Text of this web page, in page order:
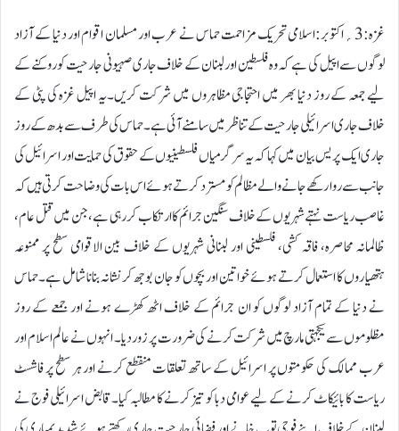
غزہ:3؍اکتوبر:اسلامی تحریک مزاحمت حماس نے عرب اور مسلمان اقوام اور دنیا کے آزاد
لوگوں سے اپیل کی ہے کہ وہ فلسطین اور لبنان کے خلاف جاری صہیونی جارحیت کو روکنے کے
لیے جمعہ کے روز دنیا بھر میں احتجاجی مظاہروں میں شرکت کریں۔یہ اپیل غزہ کی پٹی کے
خلاف جاری اسرائیلی جارحیت کے تناظر میں سامنے آئی ہے۔حماس کی طرف سے بدھ کے روز
جاری ایک پریس بیان میں کہا کہ یہ سرگرمیاں فلسطینیوں کے حقوق کی حمایت اور اسرائیل کی
جانب سے روا رکھے جانے والے مظالم کو مسترد کرتے ہوئے اس بات کی وضاحت کرتی ہیں کہ
غاصب ریاست نہتے شہریوں کے خلاف سنگین جرائم کا ارتکاب کر رہی ہے، جن میں قتل عام،
ظالمانہ محاصرہ، فاقہ کشی، فلسطینی اور لبنانی شہریوں کے خلاف بین الاقوامی سطح پر ممنوعہ
ہتھیاروں کا استعمال کرتے ہوئے خواتین اور بچوں کو جان بوجھ کر نشانہ بنانا شامل ہے۔حماس
نے دنیا کے تمام آزاد لوگوں کو ان جرائم کے خلاف اٹھ کھڑے ہونے اور جمعے کے روز
مظلوموں سے یکجہتی مارچ میں شرکت کرنے کی ضرورت پر زور دیا۔ انہوں نے عالم اسلام اور
عرب ممالک کی حکومتوں پر اسرائیل کے ساتھ تعلقات منقطع کرنے اور ہر سطح پر فاشسٹ
ریاست کا بائیکاٹ کرنے کے لیے عوامی دبا کو تیز کرنے کا مطالبہ کیا۔قابض اسرائیلی فوج نے